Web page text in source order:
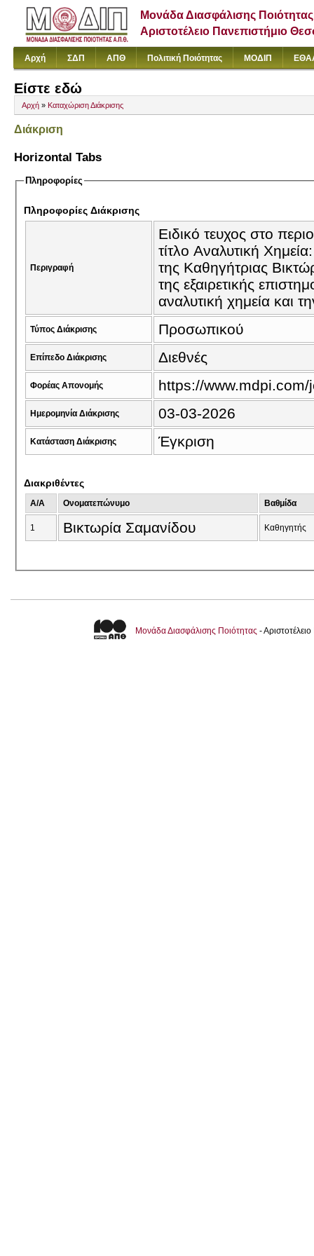
Μονάδα Διασφάλισης Ποιότητας
Αριστοτέλειο Πανεπιστήμιο
Αρχή ΣΔΠ ΑΠΘ Πολιτική Ποιότητας ΜΟΔΙΠ
Είστε εδώ
Αρχή » Καταχώριση Διάκρισης
Διάκριση
Horizontal Tabs
Πληροφορίες
Πληροφορίες Διάκρισης
Περιγραφή
Ειδικό τευχος στο
τίτλο Αναλυτική
της Καθηγήτριας
της εξαιρετικής
αναλυτική χημεία και
Τύπος Διάκρισης Προσωπικού
Επίπεδο Διάκρισης Διεθνές
Φορέας Απονομής https://
Ημερομηνία Διάκρισης 03-03-2026
Κατάσταση Διάκρισης Έγκριση
Διακριθέντες
A/A Ονοματεπώνυμο Βαθμίδα
1 Βικτωρία Σαμανίδου Καθηγητής
Μονάδα Διασφάλισης Ποιότητας -